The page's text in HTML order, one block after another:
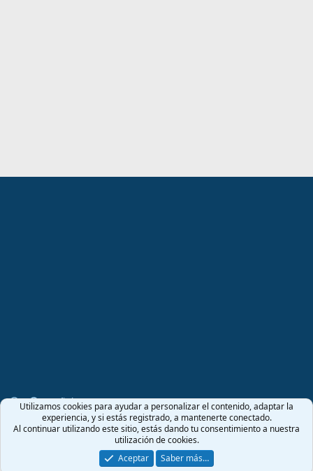
Español (ES)
Términos y reglas
Política de privacidad
Ayuda
Inicio
R
Utilizamos cookies para ayudar a personalizar el contenido, adaptar la
experiencia, y si estás registrado, a mantenerte conectado.
Al continuar utilizando este sitio, estás dando tu consentimiento a nuestra
utilización de cookies.
Aceptar
Saber más…